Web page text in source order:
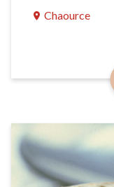
Chaource
wordt het al
was het gewild